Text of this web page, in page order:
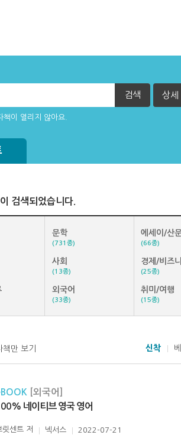
검색 상세
이 열리지 않아요.
이 검색되었습니다.
문학
(731종)
에세이/산
(66종)
사회
(13종)
경제/비즈
(25종)
외국어
(33종)
취미/여행
(15종)
만 보기 신착
[외국어]
네이티브 영국 영어
릿센트 저 넥서스
2022-07-21